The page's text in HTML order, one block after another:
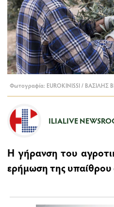
Φωτογραφία: EUROKINISSI / ΒΑΣΙΛΗΣ
ILIALIVE
Η γήρανση του
ερήμωση της υπαίθρου